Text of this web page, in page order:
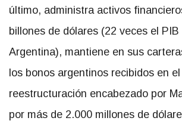
último, administra activos
billones de dólares (22 veces el
Argentina), mantiene en sus
los bonos argentinos recibidos en
reestructuración encabezado por
por más de 2.000 millones de